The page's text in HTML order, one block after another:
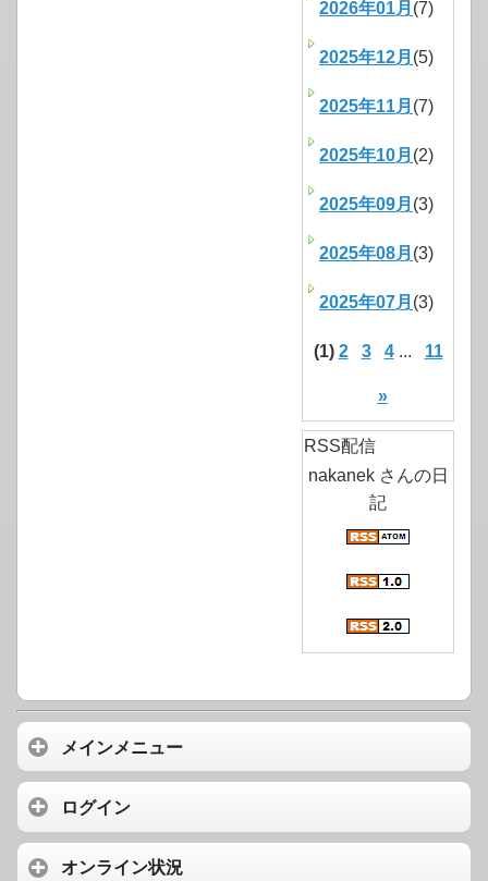
2026年01月 (7)
2025年12月 (5)
2025年11月 (7)
2025年10月 (2)
2025年09月 (3)
2025年08月 (3)
2025年07月 (3)
(1) 2 3 4... 11
»
RSS配信
nakanek さんの日
記
メインメニュー
ログイン
オンライン状況